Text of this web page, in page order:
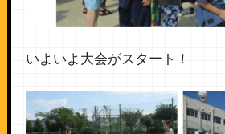
いよいよ大会がスタート！